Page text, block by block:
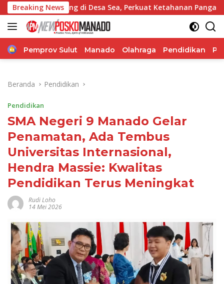
Langsung
ke
konten
Breaking News
di Desa Sea, Perkuat Ketahanan Pangan Dukung
Home
Pemprov Sulut Manado Olahraga Pendidikan
Beranda Pendidikan
Pendidikan
SMA Negeri 9 Manado Gelar
Penamatan, Ada Tembus
Universitas Internasional,
Hendra Massie: Kwalitas
Pendidikan Terus Meningkat
Rudi Loho
14 Mei 2026